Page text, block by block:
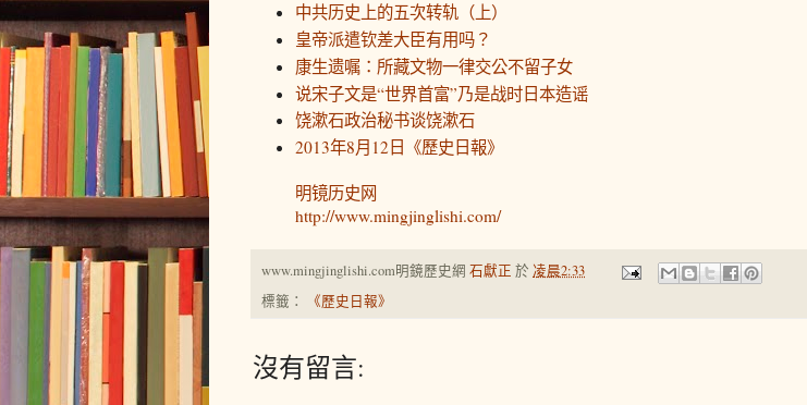
中共历史上的五次转轨（上）
皇帝派遣钦差大臣有用吗？
康生遗嘱：所藏文物一律交公不留子女
说宋子文是“世界首富”乃是战时日本造谣
饶漱石政治秘书谈饶漱石
2013年8月12日《歷史日報》
明镜历史网
http://www.mingjinglishi.com/
www.mingjinglishi.com明鏡歷史網 石獻正 於 凌晨2:33
標籤：
《歷史日報》
沒有留言: